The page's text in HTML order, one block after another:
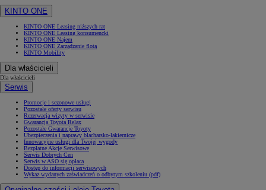
KINTO ONE
KINTO ONE Leasing niższych rat
KINTO ONE Leasing konsumencki
KINTO ONE Najem
KINTO ONE Zarządzanie flotą
KINTO Mobility
Dla właścicieli
Dla właścicieli
Serwis
Promocje i sezonowe usługi
Pozostałe oferty serwisu
Rezerwacja wizyty w serwisie
Gwarancja Toyota Relax
Pozostałe Gwarancje Toyoty
Ubezpieczenia i naprawy blacharsko-lakiernicze
Innowacyjne usługi dla Twojej wygody
Bezpłatne Akcje Serwisowe
Serwis Dobrych Cen
Serwis w ASO się opłaca
Dostęp do informacji serwisowych
Wykaz wydanych zaświadczeń o odbytym szkoleniu (pdf)